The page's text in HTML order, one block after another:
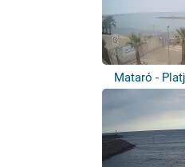
Mataró -